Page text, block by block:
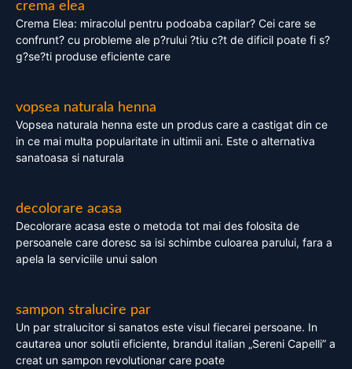
crema elea
Crema Elea: miracolul pentru podoaba capilar? Cei care se
confrunt? cu probleme ale p?rului ?tiu c?t de dificil poate fi s?
g?se?ti produse eficiente care
vopsea naturala henna
Vopsea naturala henna este un produs care a castigat din ce
in ce mai multa popularitate in ultimii ani. Este o alternativa
sanatoasa si naturala
decolorare acasa
Decolorare acasa este o metoda tot mai des folosita de
persoanele care doresc sa isi schimbe culoarea parului, fara a
apela la serviciile unui salon
sampon stralucire par
Un par stralucitor si sanatos este visul fiecarei persoane. In
cautarea unor solutii eficiente, brandul italian „Sereni Capelli” a
creat un sampon revolutionar care poate